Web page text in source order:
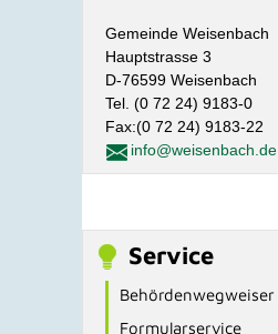
Gemeinde Weisenbach
Hauptstrasse 3
D-76599 Weisenbach
Tel. (0 72 24) 9183-0
Fax:(0 72 24) 9183-22
info@weisenbach.de
Service
Behördenwegweiser
Formularservice